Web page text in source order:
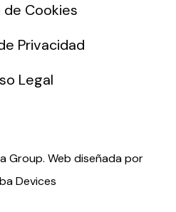
de Cookies
Privacidad
Legal
Group. Web diseñada por
Devices